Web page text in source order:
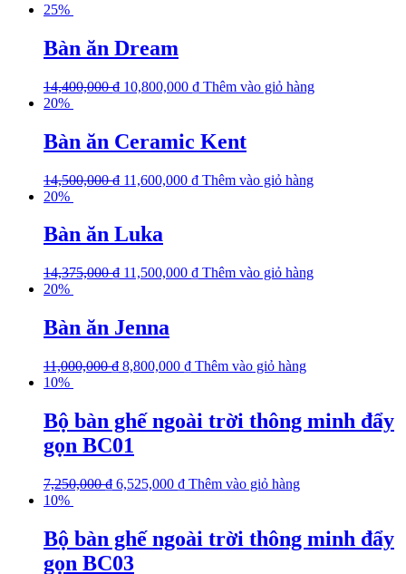
25%
Bàn ăn Dream
14,400,000₫ 10,800,000 ₫ Thêm vào giỏ hàng
20%
Bàn ăn Ceramic Kent
14,500,000₫ 11,600,000 ₫ Thêm vào giỏ hàng
20%
Bàn ăn Luka
14,375,000₫ 11,500,000 ₫ Thêm vào giỏ hàng
20%
Bàn ăn Jenna
11,000,000₫ 8,800,000 ₫ Thêm vào giỏ hàng
10%
Bộ bàn ghế ngoài trời thông minh đẩy
gọn BC01
7,250,000₫ 6,525,000 ₫ Thêm vào giỏ hàng
10%
Bộ bàn ghế ngoài trời thông minh đẩy
gọn BC03